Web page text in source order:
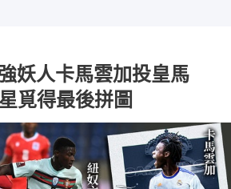
妖人卡馬雲加投皇馬
覓得最後拼圖